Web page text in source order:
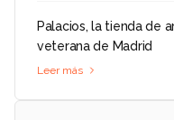
Palacios, la tienda de
veterana de Madrid
Leer más